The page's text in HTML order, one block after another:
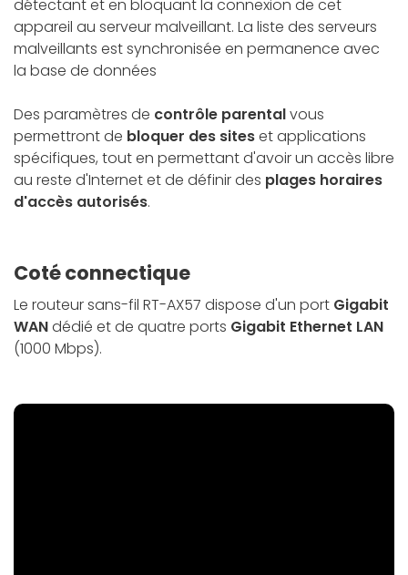
détectant et en bloquant la connexion de cet
appareil au serveur malveillant. La liste des serveurs
malveillants est synchronisée en permanence avec
la base de données
Des paramètres de contrôle parentalvous
permettront de bloquer des siteset applications
spécifiques, tout en permettant d'avoir un accès libre
au reste d'Internet et de définir des plages horaires
d'accès autorisés.
Coté connectique
Le routeur sans-fil RT-AX57 dispose d'un port Gigabit
WANdédié et de quatre ports Gigabit Ethernet LAN
(1000 Mbps).